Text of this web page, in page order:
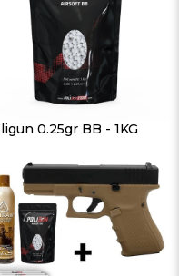
0.25gr BB - 1KG